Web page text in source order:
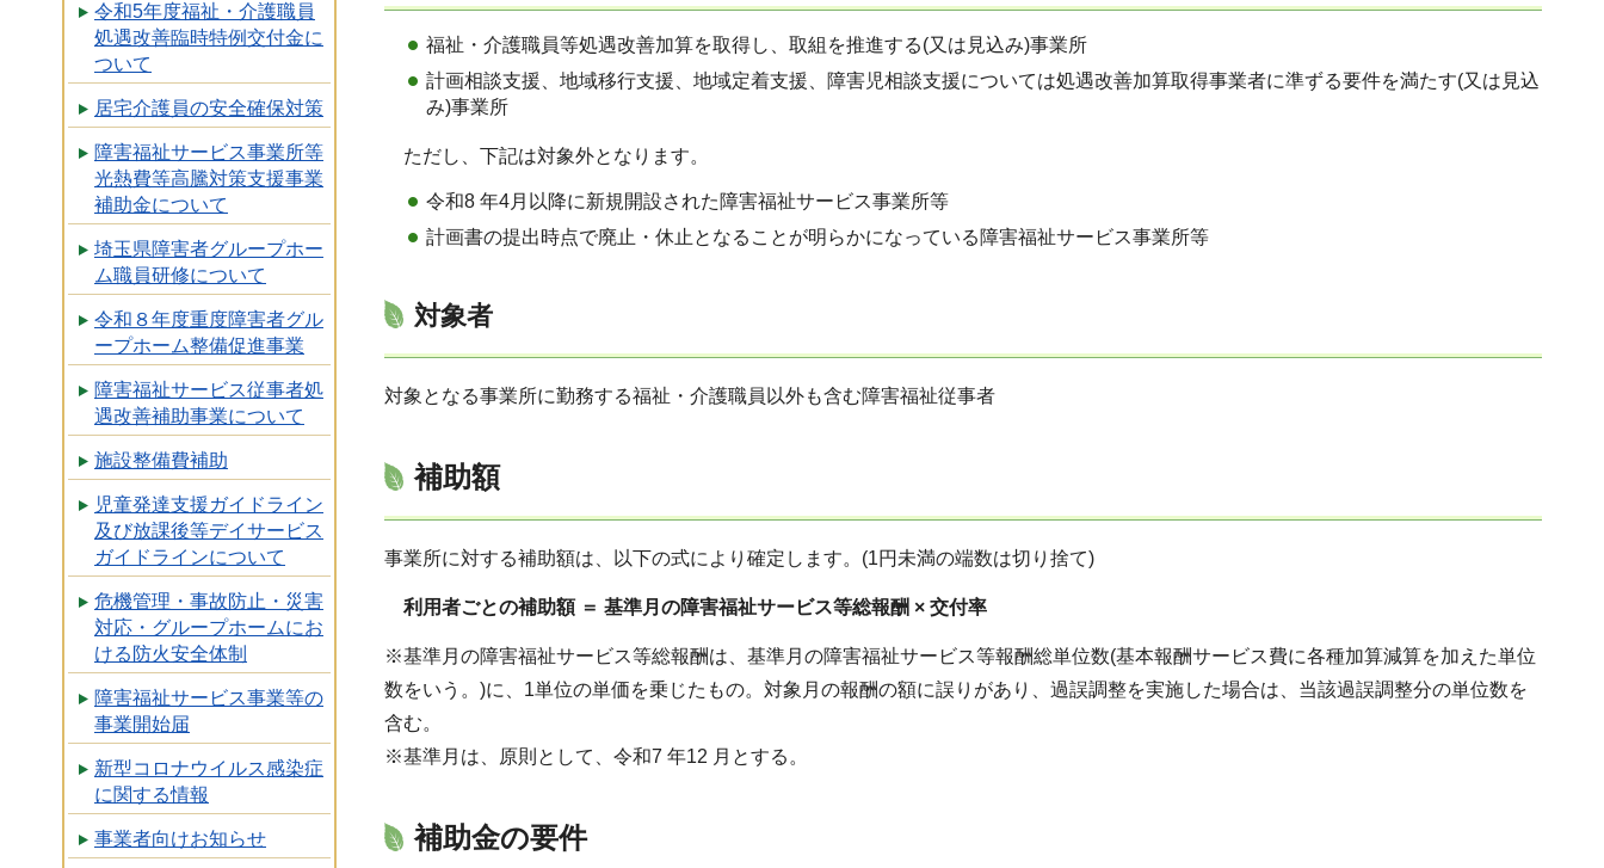
令和5年度福祉・介護職員
処遇改善臨時特例交付金に
ついて
居宅介護員の安全確保対策
障害福祉サービス事業所等
光熱費等高騰対策支援事業
補助金について
埼玉県障害者グループホー
ム職員研修について
令和８年度重度障害者グル
ープホーム整備促進事業
障害福祉サービス従事者処
遇改善補助事業について
施設整備費補助
児童発達支援ガイドライン
及び放課後等デイサービス
ガイドラインについて
危機管理・事故防止・災害
対応・グループホームにお
ける防火安全体制
障害福祉サービス事業等の
事業開始届
新型コロナウイルス感染症
に関する情報
事業者向けお知らせ
福祉・介護職員等処遇改善加算を取得し、取組を推進する(又は見込み)事業所
計画相談支援、地域移行支援、地域定着支援、障害児相談支援については処遇改善加算取得事業者に準ずる要件を満たす(又は見込
み)事業所
ただし、下記は対象外となります。
令和8 年4月以降に新規開設された障害福祉サービス事業所等
計画書の提出時点で廃止・休止となることが明らかになっている障害福祉サービス事業所等
対象者
対象となる事業所に勤務する福祉・介護職員以外も含む障害福祉従事者
補助額
事業所に対する補助額は、以下の式により確定します。(1円未満の端数は切り捨て)
利用者ごとの補助額 ＝ 基準月の障害福祉サービス等総報酬 × 交付率
※基準月の障害福祉サービス等総報酬は、基準月の障害福祉サービス等報酬総単位数(基本報酬サービス費に各種加算減算を加えた単位
数をいう。)に、1単位の単価を乗じたもの。対象月の報酬の額に誤りがあり、過誤調整を実施した場合は、当該過誤調整分の単位数を
含む。
※基準月は、原則として、令和7 年12 月とする。
補助金の要件